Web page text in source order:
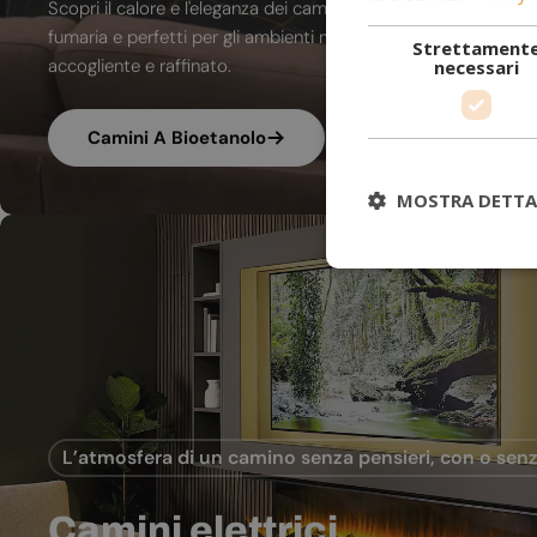
Scopri il calore e l'eleganza dei camini a bioetanolo. A
fumaria e perfetti per gli ambienti moderni, trasformano ogni
accogliente e raffinato.
Camini A Bioetanolo
L’atmosfera di un camino senza pensieri, con o
necessari
MOSTRA